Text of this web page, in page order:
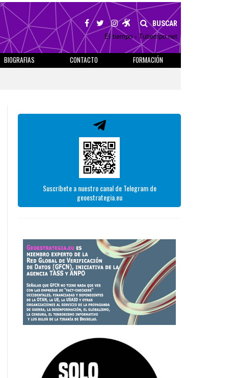
BUSCAR
El tiempo - Tutiempo.net
BIOGRAFIAS CONTACTO
FORMACIÓN
Suscríbete a nuestro canal de Telegram de
geoestrategia.eu